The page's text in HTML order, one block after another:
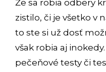
Že sa robia odbery
zistilo, či je všetko v
to ste si už dosť
však robia aj
pečeňové testy či